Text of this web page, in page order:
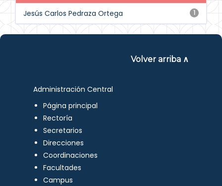
1
Jesús Carlos Pedraza Ortega
Volver arriba ∧
Administración Central
Página principal
Rectoría
Secretarios
Direcciones
Coordinaciones
Facultades
Campus